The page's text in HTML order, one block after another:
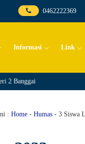
0462222369
Informasi Link
Banggai
: Home - Humas - 3 Siswa